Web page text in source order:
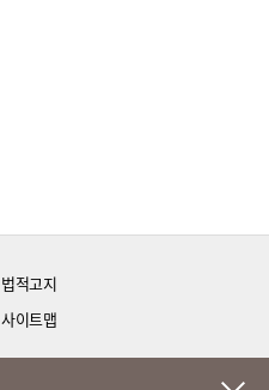
법적고지
사이트맵